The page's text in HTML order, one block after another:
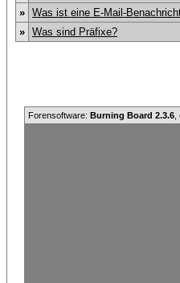
» Was ist eine E-Mail-
» Was sind Präfixe?
Forensoftware: Burning Board 2.3.6